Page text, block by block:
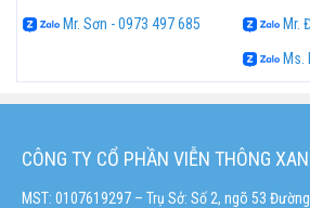
Mr. Sơn - 0973 497 685
Mr.
Ms.
CÔNG TY CỔ PHẦN VIỄN THÔNG
MST: 0107619297 – Trụ Sở: Số 2, ngõ 53